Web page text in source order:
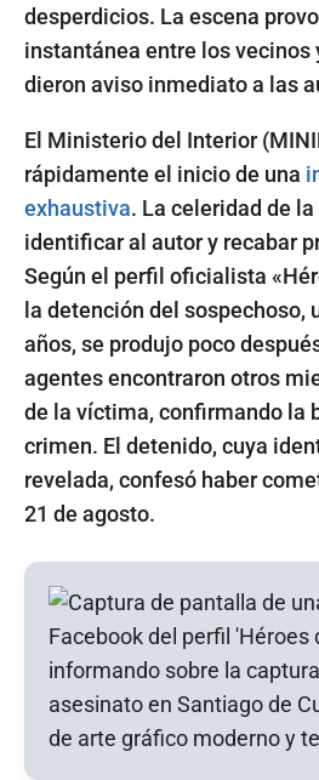
desperdicios. La escena
instantánea entre los vecinos
dieron aviso inmediato a las
El Ministerio del Interior
rápidamente el inicio de una
exhaustiva. La celeridad de
identificar al autor y recabar
Según el perfil oficialista
la detención del sospechoso,
años, se produjo poco
agentes encontraron otros
de la víctima, confirmando la
crimen. El detenido, cuya
revelada, confesó haber
21 de agosto.